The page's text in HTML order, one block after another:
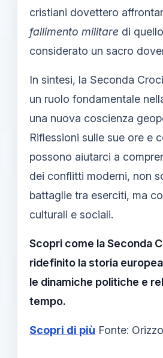
cristiani dovettero
fallimento militare di
considerato un sacro
In sintesi, la Seconda
un ruolo fondamentale
una nuova coscienza
Riflessioni sulle sue ore e
possono aiutarci a
dei conflitti moderni, non
battaglie tra eserciti, ma
culturali e sociali.
Scopri come la Seconda
ridefinito la storia
le dinamiche politiche e
tempo.
Scopri di più Fonte: